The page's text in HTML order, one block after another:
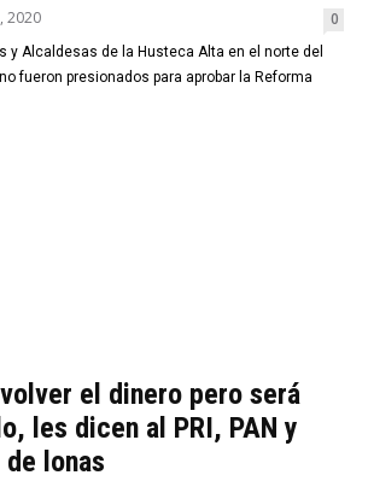
2020 0
y Alcaldesas de la Husteca Alta en el norte del
fueron presionados para aprobar la Reforma
el dinero pero será
les dicen al PRI, PAN y
de lonas